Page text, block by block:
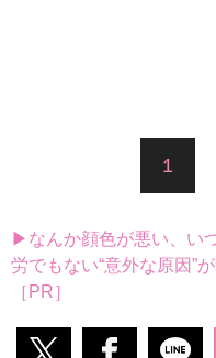
1
▶なんか顔色が悪い、い
労でもない“意外な原因”
［PR］